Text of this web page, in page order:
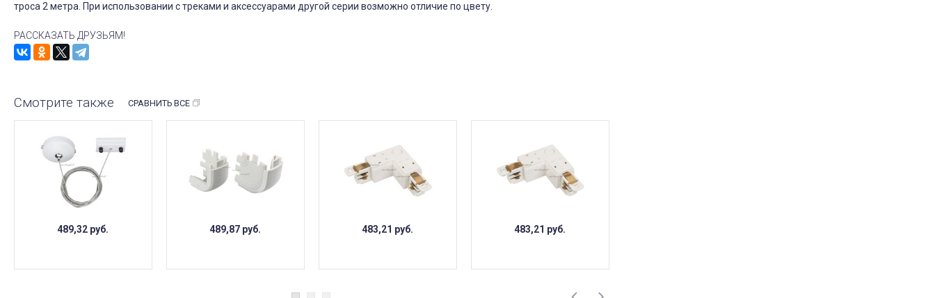
троса 2 метра. При использовании с треками и аксессуарами другой серии возможно отличие по цвету.
РАССКАЗАТЬ ДРУЗЬЯМ!
Смотрите также СРАВНИТЬ ВСЕ
489,32 руб. 489,87 руб. 483,21 руб. 483,21 руб.